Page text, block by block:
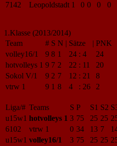
7142
Leopoldstadt 1 0 0 0 0
1.Klasse (2013/2014)
Team
# S N | Sätze | PNK
volley16/1
9 8 1 24 : 4
24
hotvolleys 1 9 7 2 22 : 11
20
Sokol V/1
9 2 7 12 : 21
8
vtrw 1
9 1 8 4 : 26 2
Liga/# Teams S P S1 S2
u15w1 hotvolleys 1 3 75 25 25
6102
vtrw 1 0 34 13 7
u15w1 volley16/1 3 75 25 25